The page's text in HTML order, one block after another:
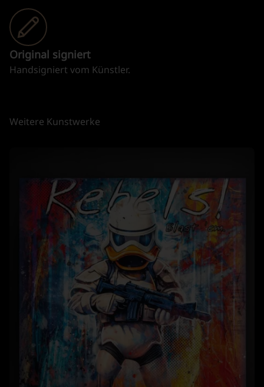
Original signiert
Handsigniert vom Künstler.
Weitere Kunstwerke